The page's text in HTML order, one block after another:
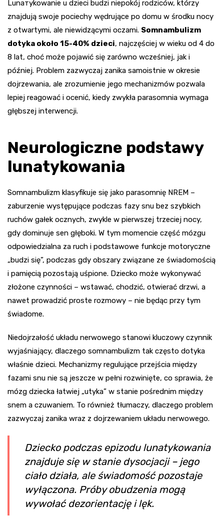
Lunатykowanie u dzieci budzi niepokój rodziców, którzy
znajdują swoje pociechy wędrujące po domu w środku nocy
z otwartymi, ale niewidzącymi oczami. Somnambulizm
dotyka około 15-40% dzieci, najczęściej w wieku od 4 do
8 lat, choć może pojawić się zarówno wcześniej, jak i
później. Problem zazwyczaj zanika samoistnie w okresie
dojrzewania, ale zrozumienie jego mechanizmów pozwala
lepiej reagować i ocenić, kiedy zwykła parasomnia wymaga
głębszej interwencji.
Neurologiczne podstawy
lunatykowania
Somnambulizm klasyfikuje się jako parasomnię NREM –
zaburzenie występujące podczas fazy snu bez szybkich
ruchów gałek ocznych, zwykle w pierwszej trzeciej nocy,
gdy dominuje sen głęboki. W tym momencie część mózgu
odpowiedzialna za ruch i podstawowe funkcje motoryczne
„budzi się”, podczas gdy obszary związane ze świadomością
i pamięcią pozostają uśpione. Dziecko może wykonywać
złożone czynności – wstawać, chodzić, otwierać drzwi, a
nawet prowadzić proste rozmowy – nie będąc przy tym
świadome.
Niedojrzałość układu nerwowego stanowi kluczowy czynnik
wyjaśniający, dlaczego somnambulizm tak często dotyka
właśnie dzieci. Mechanizmy regulujące przejścia między
fazami snu nie są jeszcze w pełni rozwinięte, co sprawia, że
mózg dziecka łatwiej „utyka” w stanie pośrednim między
snem a czuwaniem. To również tłumaczy, dlaczego problem
zazwyczaj zanika wraz z dojrzewaniem układu nerwowego.
Dziecko podczas epizodu lunatykowania
znajduje się w stanie dysocjacji – jego
ciało działa, ale świadomość pozostaje
wyłączona. Próby obudzenia mogą
wywołać dezorientację i lęk.